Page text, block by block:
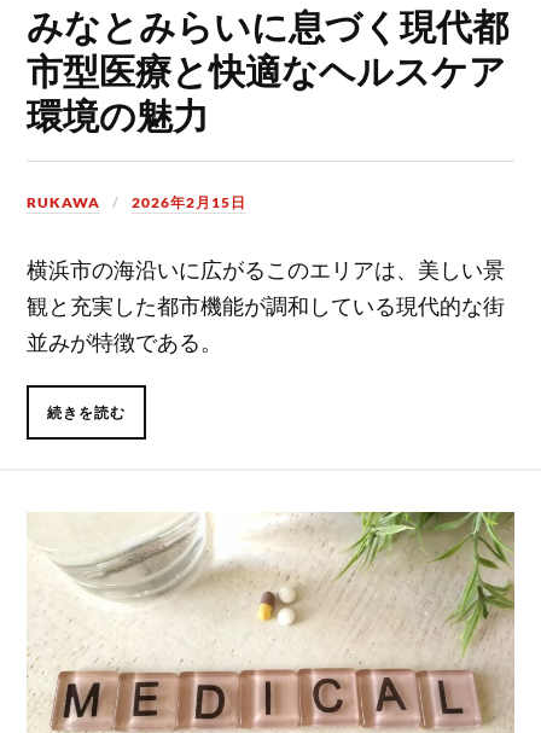
みなとみらいに息づく現代都
市型医療と快適なヘルスケア
環境の魅力
RUKAWA 2026年2月15日
横浜市の海沿いに広がるこのエリアは、美しい景
観と充実した都市機能が調和している現代的な街
並みが特徴である。
続きを読む